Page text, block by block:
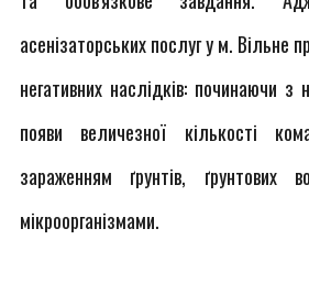
асенізаторських послуг у м. Вільне
негативних наслідків: починаючи з
появи величезної кількості
зараженням ґрунтів, ґрунтових
мікроорганізмами.